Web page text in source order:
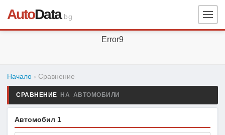
AutoData.bg
Error9
Начало › Сравнение
СРАВНЕНИЕ НА АВТОМОБИЛИ
Автомобил 1